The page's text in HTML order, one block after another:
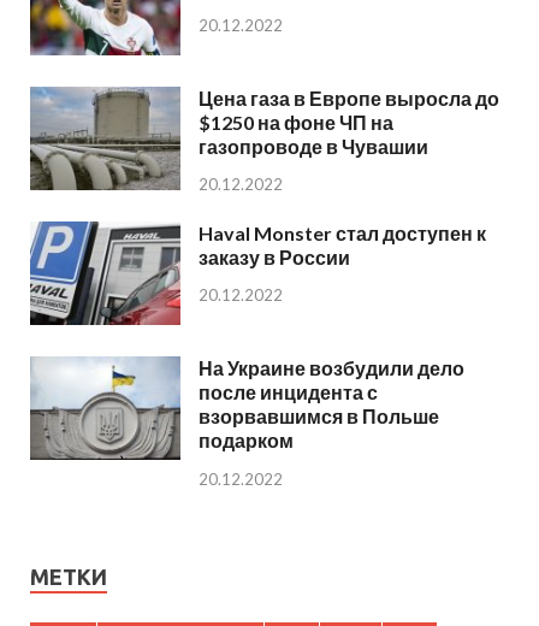
20.12.2022
Цена газа в Европе выросла до
$1250 на фоне ЧП на
газопроводе в Чувашии
20.12.2022
Haval Monster стал доступен к
заказу в России
20.12.2022
На Украине возбудили дело
после инцидента с
взорвавшимся в Польше
подарком
20.12.2022
МЕТКИ